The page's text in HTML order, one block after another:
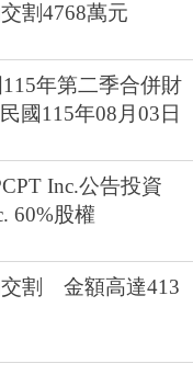
割4768萬元
年第二季合併財
國115年08月03日
Inc.公告投資
60%股權
交割 金額高達413